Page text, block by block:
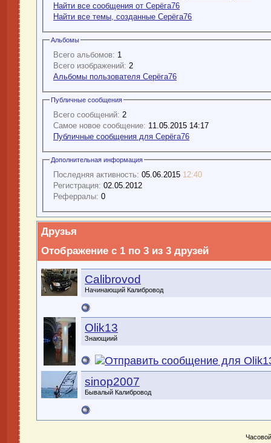
Найти все сообщения от Серёга76
Найти все темы, созданные Серёга76
Альбомы
Всего альбомов: 1
Всего изображений: 2
Альбомы пользователя Серёга76
Публичные сообщения
Всего сообщений: 2
Самое новое сообщение: 11.05.2015 14:17
Публичные сообщения для Серёга76
Дополнительная информация
Последняя активность: 05.06.2015 12:40
Регистрация: 02.05.2012
Реферралы: 0
Друзья
Отображение с 1 по 3 из 3 друзей
Calibrovod
Начинающий Калибровод
Olik13
Знающиий
sinop2007
Бывалый Калибровод